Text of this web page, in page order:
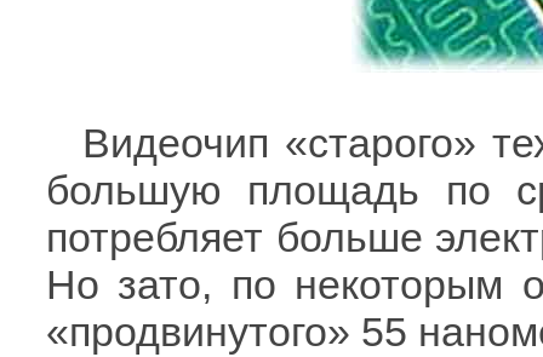
Видеочип «старого»
большую площадь по
потребляет больше
Но зато, по некоторым
«продвинутого» 55